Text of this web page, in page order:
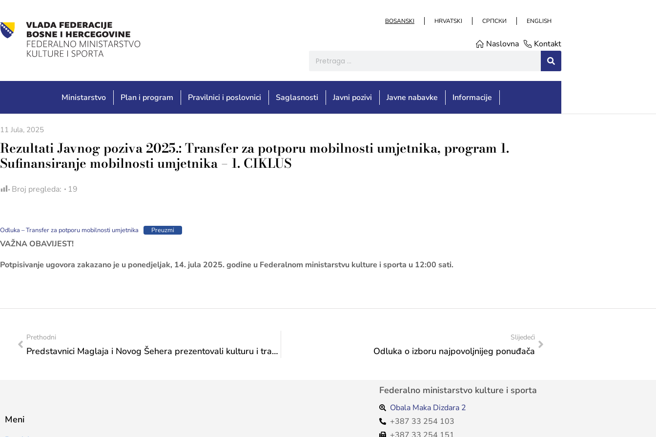
BOSANSKI HRVATSKI СРПСКИ ENGLISH
Naslovna Kontakt
Ministarstvo Plan i program Pravilnici i poslovnici Saglasnosti Javni pozivi Javne nabavke Informacije
11 Jula, 2025
Rezultati Javnog poziva 2025.: Transfer za potporu mobilnosti umjetnika, program 1.
Sufinansiranje mobilnosti umjetnika – 1. CIKLUS
Broj pregleda: 19
Odluka – Transfer za potporu mobilnosti umjetnika Preuzmi
VAŽNA OBAVIJEST!
Potpisivanje ugovora zakazano je u ponedjeljak, 14. jula 2025. godine u Federalnom ministarstvu kulture i sporta u 12:00 sati.
Prethodni
Predstavnici Maglaja i Novog Šehera prezentovali kulturu i tradiciju na Šetnici kulture
Slijedeći
Odluka o izboru najpovoljnijeg ponuđača
Meni
Federalno ministarstvo kulture i sporta
Obala Maka Dizdara 2
+387 33 254 103